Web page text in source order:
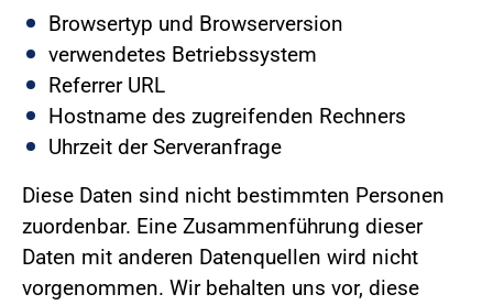
Browsertyp und Browserversion
verwendetes Betriebssystem
Referrer URL
Hostname des zugreifenden Rechners
Uhrzeit der Serveranfrage
Diese Daten sind nicht bestimmten Personen
zuordenbar. Eine Zusammenführung dieser
Daten mit anderen Datenquellen wird nicht
vorgenommen. Wir behalten uns vor, diese